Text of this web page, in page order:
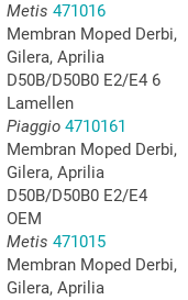
Metis 471016
Membran Moped Derbi,
Gilera, Aprilia
D50B/D50B0 E2/E4 6
Lamellen
Piaggio 4710161
Membran Moped Derbi,
Gilera, Aprilia
D50B/D50B0 E2/E4
OEM
Metis 471015
Membran Moped Derbi,
Gilera, Aprilia